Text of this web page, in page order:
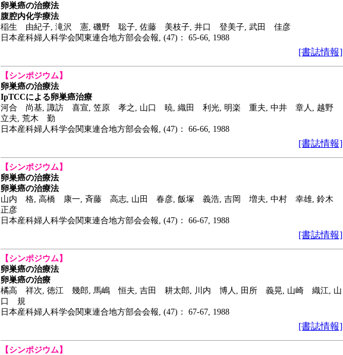
卵巣癌の治療法
腹腔内化学療法
稲生 由紀子, 滝沢 憲, 磯野 聡子, 佐藤 美枝子, 井口 登美子, 武田 佳彦
日本産科婦人科学会関東連合地方部会会報, (47)： 65-66, 1988
[書誌情報]
【シンポジウム】
卵巣癌の治療法
IpTCCによる卵巣癌治療
河合 尚基, 諏訪 喜宣, 笠原 孝之, 山口 暁, 織田 利光, 明楽 重夫, 中井 章人, 越野
立夫, 荒木 勤
日本産科婦人科学会関東連合地方部会会報, (47)： 66-66, 1988
[書誌情報]
【シンポジウム】
卵巣癌の治療法
卵巣癌の治療法
山内 格, 高橋 康一, 斉藤 高志, 山田 春彦, 飯塚 義浩, 吉岡 増夫, 中村 幸雄, 鈴木
正彦
日本産科婦人科学会関東連合地方部会会報, (47)： 66-67, 1988
[書誌情報]
【シンポジウム】
卵巣癌の治療法
卵巣癌の治療
橘高 祥次, 徳江 幾郎, 馬嶋 恒夫, 吉田 耕太郎, 川内 博人, 田所 義晃, 山崎 織江, 山
口 規
日本産科婦人科学会関東連合地方部会会報, (47)： 67-67, 1988
[書誌情報]
【シンポジウム】